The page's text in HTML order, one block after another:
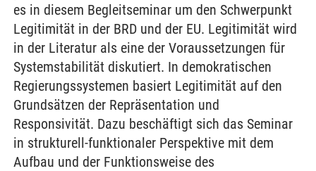
es in diesem Begleitseminar um den Schwerpunkt
Legitimität in der BRD und der EU. Legitimität wird
in der Literatur als eine der Voraussetzungen für
Systemstabilität diskutiert. In demokratischen
Regierungssystemen basiert Legitimität auf den
Grundsätzen der Repräsentation und
Responsivität. Dazu beschäftigt sich das Seminar
in strukturell-funktionaler Perspektive mit dem
Aufbau und der Funktionsweise des